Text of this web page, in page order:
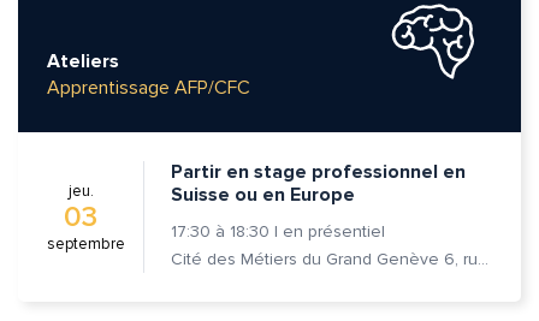
Ateliers
Apprentissage AFP/CFC
jeu.
03
septembre
Partir en stage professionnel en
Suisse ou en Europe
17:30 à 18:30 | en présentiel
Cité des Métiers du Grand Genève 6, rue Prévost-Martin 1205 Genève